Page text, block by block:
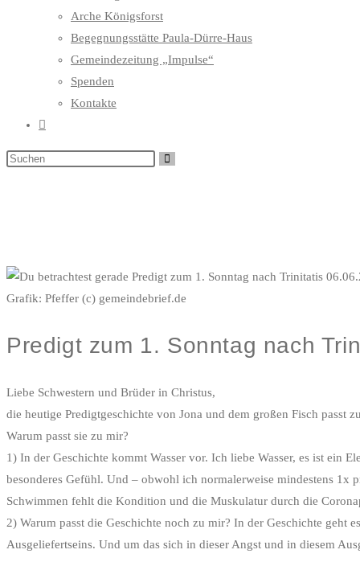
Arche Königsforst
Begegnungsstätte Paula-Dürre-Haus
Gemeindezeitung „Impulse“
Spenden
Kontakte
Website-
umschalten
Grafik: Pfeffer (c) gemeindebrief.de
Predigt zum 1. Sonntag nach
Liebe Schwestern und Brüder in Christus,
die heutige Predigtgeschichte von Jona und dem großen Fisch passt
Warum passt sie zu mir?
1) In der Geschichte kommt Wasser vor. Ich liebe Wasser, es ist ein
besonderes Gefühl. Und – obwohl ich normalerweise mindestens 1x
Schwimmen fehlt die Kondition und die Muskulatur durch die
2) Warum passt die Geschichte noch zu mir? In der Geschichte geht
Ausgeliefertseins. Und um das sich in dieser Angst und in diesem